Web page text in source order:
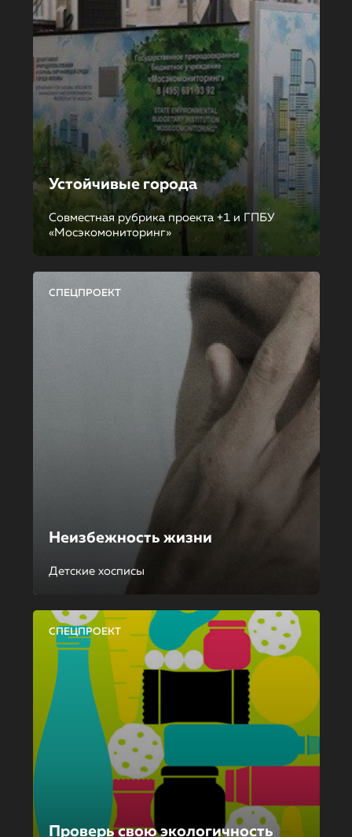
Устойчивые города
Совместная рубрика проекта +1 и ГПБУ
«Мосэкомониторинг»
СПЕЦПРОЕКТ
Неизбежность жизни
Детские хосписы
СПЕЦПРОЕКТ
Проверь свою экологичность